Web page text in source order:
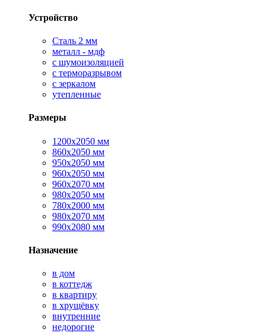
Устройство
Сталь 2 мм
металл - мдф
с шумоизоляцией
с терморазрывом
с зеркалом
утепленные
Размеры
1200х2050 мм
860х2050 мм
950х2050 мм
960х2050 мм
960х2070 мм
980х2050 мм
780х2000 мм
980х2070 мм
990х2080 мм
Назначение
в дом
в коттедж
в квартиру
в хрущёвку
внутренние
недорогие